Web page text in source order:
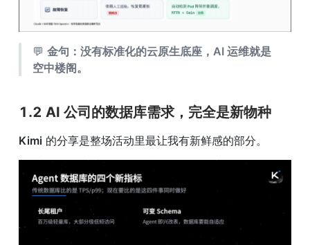
💬 金句：没有标准化的云原生底座，AI 运维就是
空中楼阁。
1.2 AI 公司的数据库需求，完全是新物种
Kimi 的分享是整场活动里最让我有新鲜感的部分。